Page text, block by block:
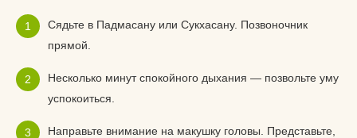
Сядьте в Падмасану или Сукхасану. Позвоночник
прямой.
Несколько минут спокойного дыхания — позвольте уму
успокоиться.
Направьте внимание на макушку головы. Представьте,